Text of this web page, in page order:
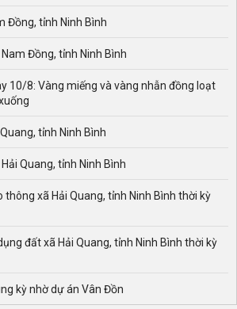
Đồng, tỉnh Ninh Bình
Đồng, tỉnh Ninh Bình
10/8: Vàng miếng và vàng nhẫn đồng loạt
tỉnh Ninh Bình
Quang, tỉnh Ninh Bình
thông xã Hải Quang, tỉnh Ninh Bình thời kỳ
đất xã Hải Quang, tỉnh Ninh Bình thời kỳ
kỳ nhờ dự án Vân Đồn